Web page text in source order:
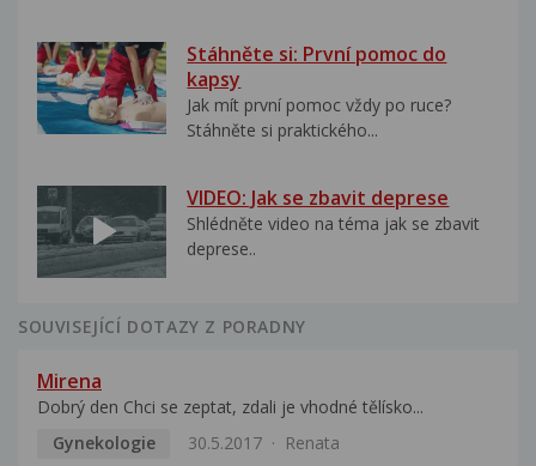
Stáhněte si: První pomoc do
kapsy
Jak mít první pomoc vždy po ruce?
Stáhněte si praktického...
VIDEO: Jak se zbavit deprese
Shlédněte video na téma jak se zbavit
deprese..
SOUVISEJÍCÍ DOTAZY Z PORADNY
Mirena
Dobrý den Chci se zeptat, zdali je vhodné tělísko...
Gynekologie
30.5.2017 Renata